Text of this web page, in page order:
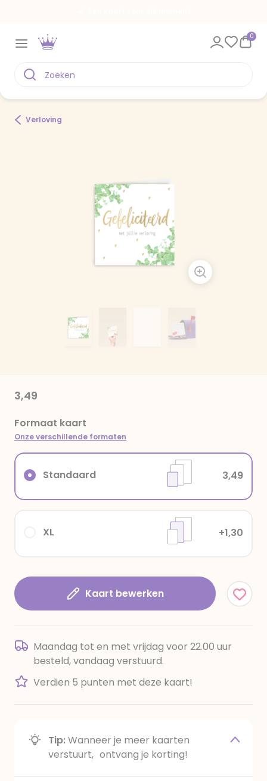
0
Verloving
3,49
Formaat kaart
Onze verschillende formaten
XL +1,30
Standaard 3,49
Kaart bewerken
Maandag tot en met vrijdag voor 22.00 uur
besteld, vandaag verstuurd.
Verdien 5 punten met deze kaart!
Tip:Wanneer je meer kaarten
verstuurt, ontvang je korting!